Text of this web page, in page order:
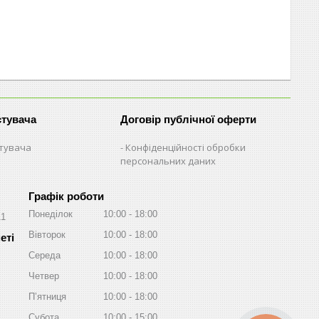
Договір публічної оферти
Конфіденційності обробки
персональних даних
Графік роботи
Понеділок 10:00
18:00
Вівторок
10:00
18:00
Середа
10:00
18:00
Четвер
10:00
18:00
Пʼятниця
10:00
18:00